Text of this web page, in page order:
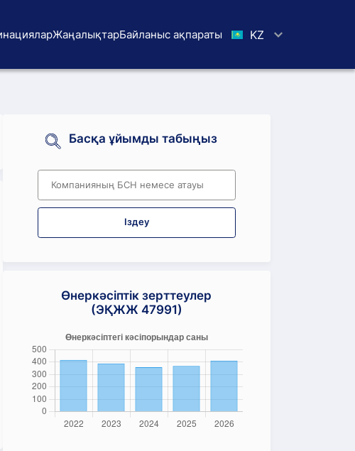
ЖаңалықтарБайланыс ақпараты KZ
Басқа ұйымды табыңыз
Іздеу
Өнеркәсіптік зерттеулер
(ЭҚЖЖ 47991)